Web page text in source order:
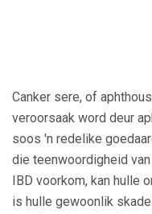
Canker sere, of
veroorsaak word deur
soos 'n redelike
die teenwoordigheid
IBD voorkom, kan hulle
is hulle gewoonlik